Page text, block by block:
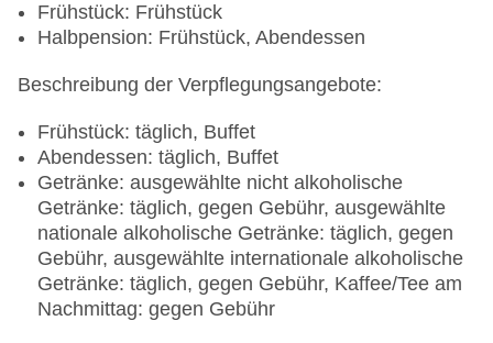
Frühstück: Frühstück
Halbpension: Frühstück, Abendessen
Beschreibung der Verpflegungsangebote:
Frühstück: täglich, Buffet
Abendessen: täglich, Buffet
Getränke: ausgewählte nicht alkoholische
Getränke: täglich, gegen Gebühr, ausgewählte
nationale alkoholische Getränke: täglich, gegen
Gebühr, ausgewählte internationale alkoholische
Getränke: täglich, gegen Gebühr, Kaffee/Tee am
Nachmittag: gegen Gebühr